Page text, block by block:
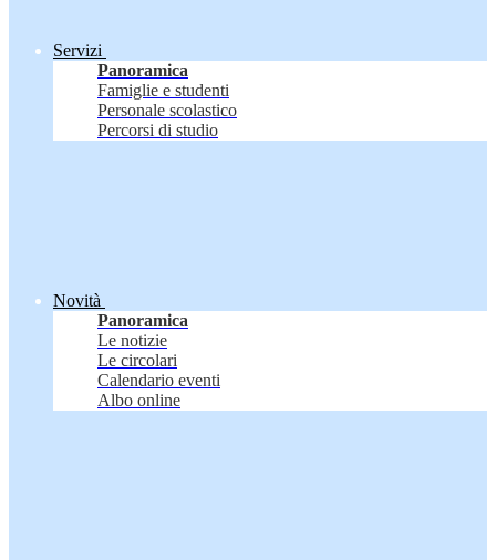
Servizi
Panoramica
Famiglie e studenti
Personale scolastico
Percorsi di studio
Novità
Panoramica
Le notizie
Le circolari
Calendario eventi
Albo online